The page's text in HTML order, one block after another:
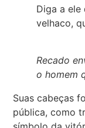
Diga a ele
velhaco,
Recado
o homem
Suas cabeças
pública, como